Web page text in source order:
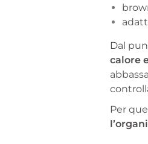
Dal
calore
Per